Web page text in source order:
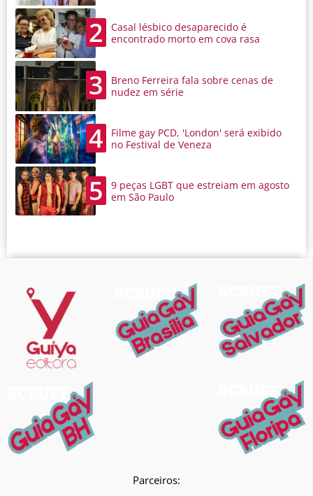
2
Casal lésbico desaparecido é
encontrado morto em cova rasa
3
Breno Ferreira fala sobre cenas de
nudez em série
4
Filme gay PCD, 'London' será exibido
no Festival de Veneza
5
9 peças LGBT que estreiam em agosto
em São Paulo
Parceiros: